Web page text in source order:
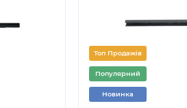
Топ Продажів
Популярний
Новинка